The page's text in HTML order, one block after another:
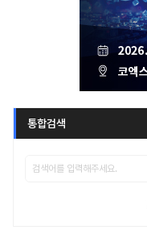
통합검색